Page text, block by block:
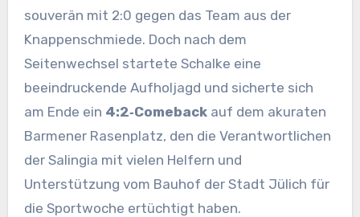
souverän mit 2:0 gegen das Team aus der
Knappenschmiede. Doch nach dem
Seitenwechsel startete Schalke eine
beeindruckende Aufholjagd und sicherte sich
am Ende ein 4:2‑Comebackauf dem akuraten
Barmener Rasenplatz, den die Verantwortlichen
der Salingia mit vielen Helfern und
Unterstützung vom Bauhof der Stadt Jülich für
die Sportwoche ertüchtigt haben.